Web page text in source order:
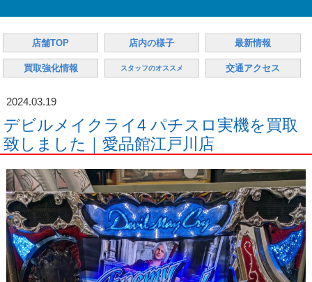
店舗TOP 店内の様子 最新情報
買取強化情報 スタッフのオススメ 交通アクセス
2024.03.19
デビルメイクライ4 パチスロ実機を買取
致しました｜愛品館江戸川店